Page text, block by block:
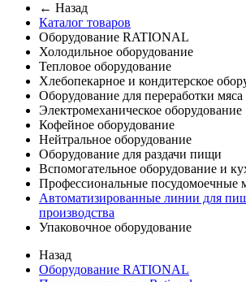
← Назад
Каталог товаров
Оборудование RATIONAL
Холодильное оборудование
Тепловое оборудование
Хлебопекарное и кондитерское
Оборудование для переработки мяса
Электромеханическое оборудование
Кофейное оборудование
Нейтральное оборудование
Оборудование для раздачи пищи
Вспомогательное оборудование и
Профессиональные
Автоматизированные линии для
производства
Упаковочное оборудование
Назад
Оборудование RATIONAL